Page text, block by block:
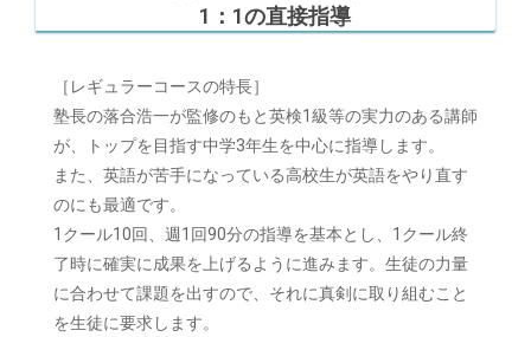
1：1の直接指導
［レギュラーコースの特長］
塾長の落合浩一が監修のもと英検1級等の実力のある講師
が、トップを目指す中学3年生を中心に指導します。
また、英語が苦手になっている高校生が英語をやり直す
のにも最適です。
1クール10回、週1回90分の指導を基本とし、1クール終
了時に確実に成果を上げるように進みます。生徒の力量
に合わせて課題を出すので、それに真剣に取り組むこと
を生徒に要求します。